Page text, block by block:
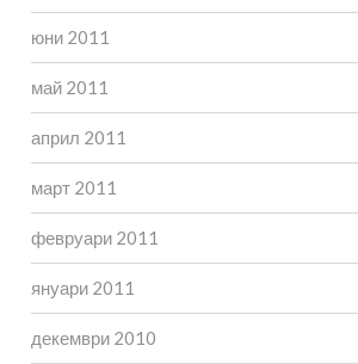
юни 2011
май 2011
април 2011
март 2011
февруари 2011
януари 2011
декември 2010